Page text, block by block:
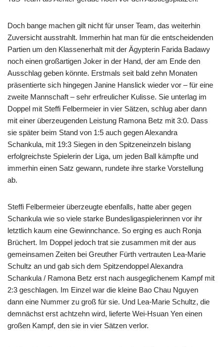
Doch bange machen gilt nicht für unser Team, das weiterhin
Zuversicht ausstrahlt. Immerhin hat man für die entscheidenden
Partien um den Klassenerhalt mit der Ägypterin Farida Badawy
noch einen großartigen Joker in der Hand, der am Ende den
Ausschlag geben könnte. Erstmals seit bald zehn Monaten
präsentierte sich hingegen Janine Hanslick wieder vor – für eine
zweite Mannschaft – sehr erfreulicher Kulisse. Sie unterlag im
Doppel mit Steffi Felbermeier in vier Sätzen, schlug aber dann
mit einer überzeugenden Leistung Ramona Betz mit 3:0. Dass
sie später beim Stand von 1:5 auch gegen Alexandra
Schankula, mit 19:3 Siegen in den Spitzeneinzeln bislang
erfolgreichste Spielerin der Liga, um jeden Ball kämpfte und
immerhin einen Satz gewann, rundete ihre starke Vorstellung
ab.
Steffi Felbermeier überzeugte ebenfalls, hatte aber gegen
Schankula wie so viele starke Bundesligaspielerinnen vor ihr
letztlich kaum eine Gewinnchance. So erging es auch Ronja
Brüchert. Im Doppel jedoch trat sie zusammen mit der aus
gemeinsamen Zeiten bei Greuther Fürth vertrauten Lea-Marie
Schultz an und gab sich dem Spitzendoppel Alexandra
Schankula / Ramona Betz erst nach ausgeglichenem Kampf mit
2:3 geschlagen. Im Einzel war die kleine Bao Chau Nguyen
dann eine Nummer zu groß für sie. Und Lea-Marie Schultz, die
demnächst erst achtzehn wird, lieferte Wei-Hsuan Yen einen
großen Kampf, den sie in vier Sätzen verlor.